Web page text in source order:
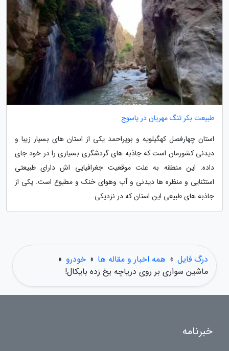
طبیعت بکر تنگ مهریان در یاسوج
استان چهارفصل کهگیلویه و بویراحمد یکی از استان های بسیار زیبا و
دیدنی کشورمان است که جاذبه های گردشگری بسیاری را در خود جای
داده. این منطقه به علت موقعیت جغرافیایی اش دارای طبیعتی
استثنایی و منظره ها دیدنی و آب وهوای خنک و مطبوع است. یکی از
جاذبه های طبیعی این استان که در نزدیکی...
درگ فایل » همه اخبار و مقاله ها » خودرو »
ماشین سواری بر روی دریاچه یخ زده بایکال!
خبرنامه